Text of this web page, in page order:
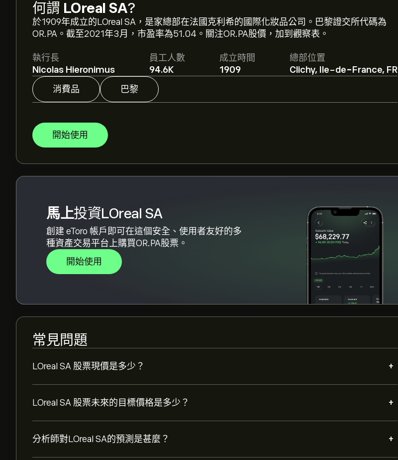
何謂 LOreal SA?
於1909年成立的LOreal SA，是家總部在法國克利希的國際化妝品公司。巴黎證交所代碼為
OR.PA。截至2021年3月，市盈率為51.04。關注OR.PA股價，加到觀察表。
執行長
Nicolas Hieronimus
員工人數
94.6K
成立時間
1909
總部位置
Clichy, Ile-de-France, FR
消費品
巴黎
開始使用
馬上投資LOreal SA
創建 eToro 帳戶即可在這個安全、使用者友好的多
種資產交易平台上購買OR.PA股票。
開始使用
常見問題
LOreal SA 股票現價是多少？ +
LOreal SA 股票未來的目標價格是多少？ +
LOreal SA 的平均目標價為 ‎€‎388.60。
分析師對LOreal SA的預測是甚麼？ +
格走勢。
LOreal SA 的市值是 ‎€‎206.44B 美元
根據 2 位分析師在過去三個月對 OR.PA 的建議，整體共識為 適度買入。